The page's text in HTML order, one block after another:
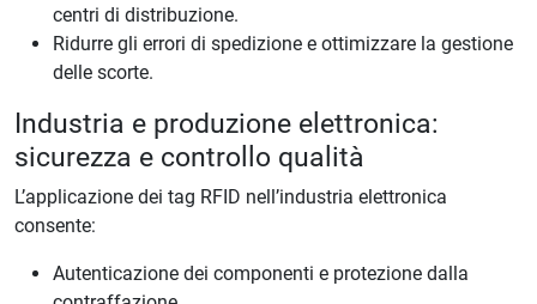
centri di distribuzione.
Ridurre gli errori di spedizione e ottimizzare la gestione
delle scorte.
Industria e produzione elettronica:
sicurezza e controllo qualità
L’applicazione dei tag RFID nell’industria elettronica
consente:
Autenticazione dei componenti e protezione dalla